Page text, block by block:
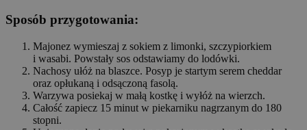
Sposób przygotowania:
Majonez wymieszaj z sokiem z limonki, szczypiorkiem
i wasabi. Powstały sos odstawiamy do lodówki.
Nachosy ułóż na blaszce. Posyp je startym serem cheddar
oraz opłukaną i odsączoną fasolą.
Warzywa posiekaj w małą kostkę i wyłóż na wierzch.
Całość zapiecz 15 minut w piekarniku nagrzanym do 180
stopni.